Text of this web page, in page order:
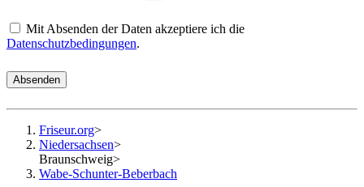
Mit Absenden der Daten akzeptiere ich die
Datenschutzbedingungen.
Absenden
Friseur.org>
Niedersachsen>
Braunschweig>
Wabe-Schunter-Beberbach